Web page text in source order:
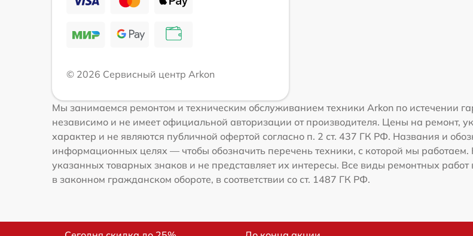
© 2026 Сервисный центр Arkon
Мы занимаемся ремонтом и техническим обслуживанием техники Arkon по истечении
независимо и не имеет официальной авторизации от производителя. Цены на ремонт,
характер и не являются публичной офертой согласно п. 2 ст. 437 ГК РФ. Названия и
информационных целях — чтобы обозначить перечень техники, с которой мы
указанных товарных знаков и не представляет их интересы. Все виды ремонтных
в законном гражданском обороте, в соответствии со ст. 1487 ГК РФ.